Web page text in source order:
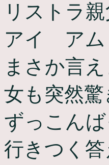
リストラ
アイ ア
まさか言
女も突然驚
ずっこん
行きつく